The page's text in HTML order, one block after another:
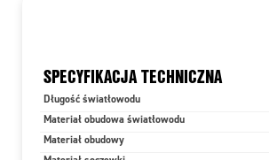
SPECYFIKACJA TECHNICZNA
Długość światłowodu
Materiał obudowa światłowodu
Materiał obudowy